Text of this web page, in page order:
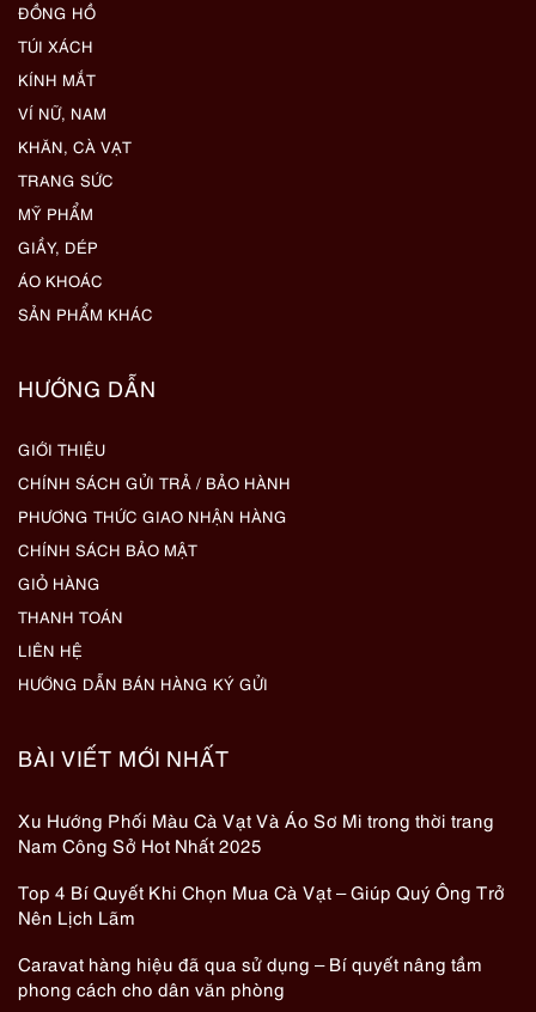
ĐỒNG HỒ
TÚI XÁCH
KÍNH MẮT
VÍ NỮ, NAM
KHĂN, CÀ VẠT
TRANG SỨC
MỸ PHẨM
GIẦY, DÉP
ÁO KHOÁC
SẢN PHẨM KHÁC
HƯỚNG DẪN
GIỚI THIỆU
CHÍNH SÁCH GỬI TRẢ / BẢO HÀNH
PHƯƠNG THỨC GIAO NHẬN HÀNG
CHÍNH SÁCH BẢO MẬT
GIỎ HÀNG
THANH TOÁN
LIÊN HỆ
HƯỚNG DẪN BÁN HÀNG KÝ GỬI
BÀI VIẾT MỚI NHẤT
Xu Hướng Phối Màu Cà Vạt Và Áo Sơ Mi trong thời trang
Nam Công Sở Hot Nhất 2025
Top 4 Bí Quyết Khi Chọn Mua Cà Vạt – Giúp Quý Ông Trở
Nên Lịch Lãm
Caravat hàng hiệu đã qua sử dụng – Bí quyết nâng tầm
phong cách cho dân văn phòng